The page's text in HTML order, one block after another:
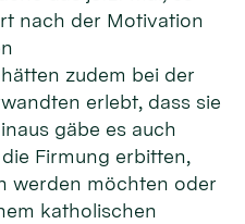
nach der Motivation
zudem bei der
erlebt, dass sie
gäbe es auch
Firmung erbitten,
werden möchten oder
katholischen